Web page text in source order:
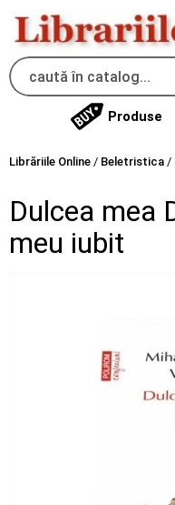
Produse
Librăriile Online / Beletristica /
Dulcea mea
meu iubit